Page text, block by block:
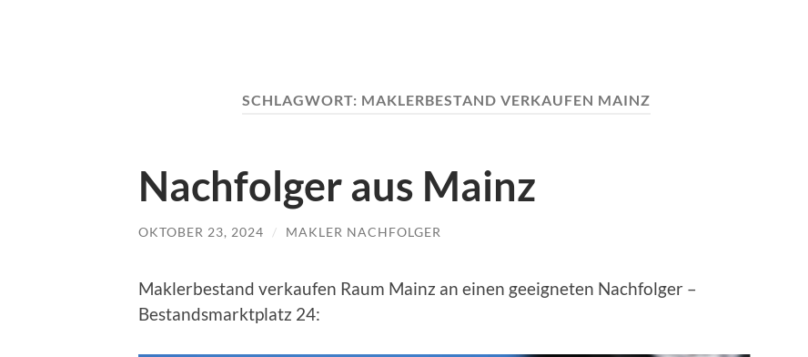
SCHLAGWORT: MAKLERBESTAND VERKAUFEN MAINZ
Nachfolger aus Mainz
OKTOBER 23, 2024 / MAKLER NACHFOLGER
Maklerbestand verkaufen Raum Mainz an einen geeigneten Nachfolger –
Bestandsmarktplatz 24: